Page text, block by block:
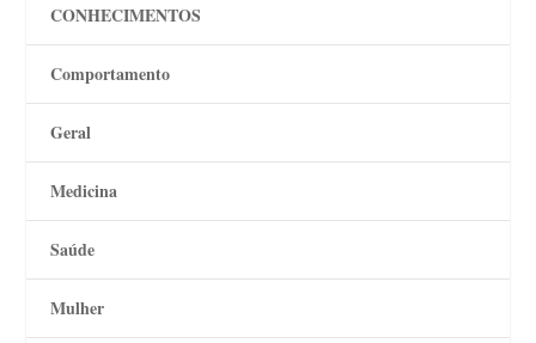
CONHECIMENTOS
Comportamento
Geral
Medicina
Saúde
Mulher